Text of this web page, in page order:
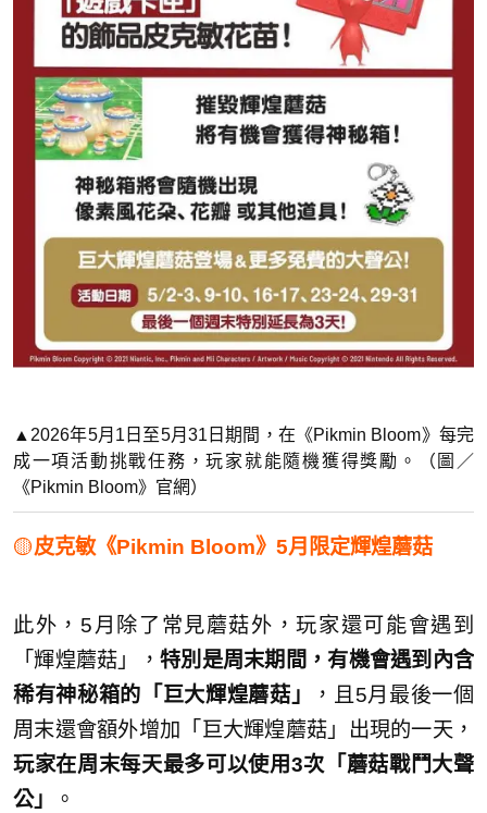
▲2026年5月1日至5月31日期間，在《Pikmin Bloom》每完
成一項活動挑戰任務，玩家就能隨機獲得獎勵。（圖／
《Pikmin Bloom》官網）
🟡皮克敏《Pikmin Bloom》5月限定輝煌蘑菇
此外，5月除了常見蘑菇外，玩家還可能會遇到
「輝煌蘑菇」， 特別是周末期間，有機會遇到內含
稀有神秘箱的「巨大輝煌蘑菇」
，且5月最後一個
周末還會額外增加「巨大輝煌蘑菇」出現的一天，
玩家在周末每天最多可以使用3次「蘑菇戰鬥大聲
公」
。